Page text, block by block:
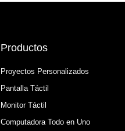
Productos
Proyectos Personalizados
Pantalla Táctil
Monitor Táctil
Computadora Todo en Uno